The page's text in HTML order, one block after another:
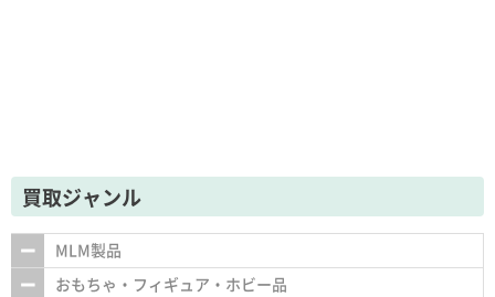
買取ジャンル
MLM製品
おもちゃ・フィギュア・ホビー品